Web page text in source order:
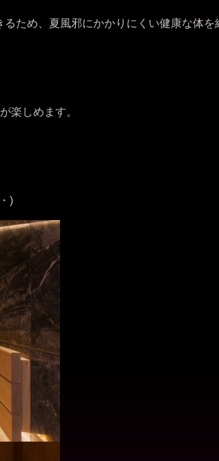
ため、夏風邪にかかりにくい健康な体
楽しめます。
)